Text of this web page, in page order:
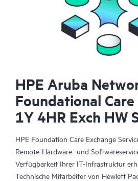
HPE Aruba
Foundational
1Y 4HR Exch HW
HPE Foundation Care Exchange
Remote-Hardware- und
Verfügbarkeit Ihrer IT-Infrastruktur
Technische Mitarbeiter von Hewlett